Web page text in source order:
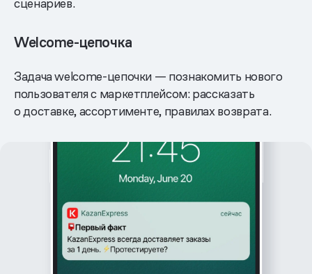
Welcome-цепочка
Задача welcome-цепочки — познакомить нового
пользователя с маркетплейсом: рассказать
о доставке, ассортименте, правилах возврата.